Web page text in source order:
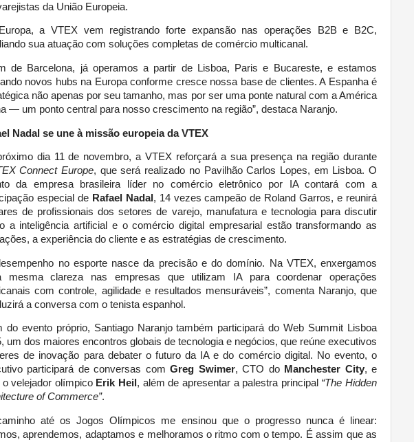
da União Europeia.
a VTEX vem registrando forte expansão nas operações B2B e B2C,
sua atuação com soluções completas de comércio multicanal.
de Barcelona, já operamos a partir de Lisboa, Paris e Bucareste, e estamos
novos hubs na Europa conforme cresce nossa base de clientes. A Espanha é
não apenas por seu tamanho, mas por ser uma ponte natural com a América
— um ponto central para nosso crescimento na região”, destaca Naranjo.
Nadal se une à missão europeia da VTEX
dia 11 de novembro, a VTEX reforçará a sua presença na região durante
Connect Europe, que será realizado no Pavilhão Carlos Lopes, em Lisboa. O
da empresa brasileira líder no comércio eletrônico por IA contará com a
especial de Rafael Nadal , 14 vezes campeão de Roland Garros, e reunirá
de profissionais dos setores de varejo, manufatura e tecnologia para discutir
a inteligência artificial e o comércio digital empresarial estão transformando as
a experiência do cliente e as estratégias de crescimento.
no esporte nasce da precisão e do domínio. Na VTEX, enxergamos
mesma clareza nas empresas que utilizam IA para coordenar operações
com controle, agilidade e resultados mensuráveis”, comenta Naranjo, que
a conversa com o tenista espanhol.
do evento próprio, Santiago Naranjo também participará do Web Summit Lisboa
um dos maiores encontros globais de tecnologia e negócios, que reúne executivos
de inovação para debater o futuro da IA e do comércio digital. No evento, o
participará de conversas comGreg Swimer, CTO do Manchester City, e
velejador olímpico Erik Heil , além de apresentar a palestra principal “The Hidden
of Commerce”.
até os Jogos Olímpicos me ensinou que o progresso nunca é linear:
aprendemos, adaptamos e melhoramos o ritmo com o tempo. É assim que as